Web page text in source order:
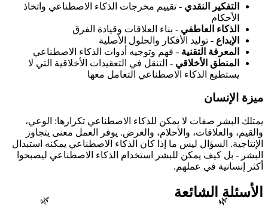
🌿 🌿
التفكير النقدي - تقييم مخرجات الذكاء الاصطناعي واتخاذ
الأحكام
الذكاء العاطفي - بناء العلاقات وقيادة الفرق
الإبداع - توليد الأفكار والحلول الأصلية
المعرفة التقنية - فهم وتوجيه أدوات الذكاء الاصطناعي
المنطق الأخلاقي - التنقل في التعقيدات الأخلاقية التي لا
يستطيع الذكاء الاصطناعي التعامل معها
ميزة الإنسان
يمتلك البشر صفات لا يمكن للذكاء الاصطناعي تكرارها: الوعي،
والقيم، والعلاقات، والأحلام، والغرض. يوفر العمل معنى يتجاوز
الإنتاجية. السؤال ليس ما إذا كان الذكاء الاصطناعي يمكنه استبدال
البشر - بل كيف يمكن للبشر استخدام الذكاء الاصطناعي ليصبحوا
أكثر إنسانية في عملهم.
الأسئلة الشائعة